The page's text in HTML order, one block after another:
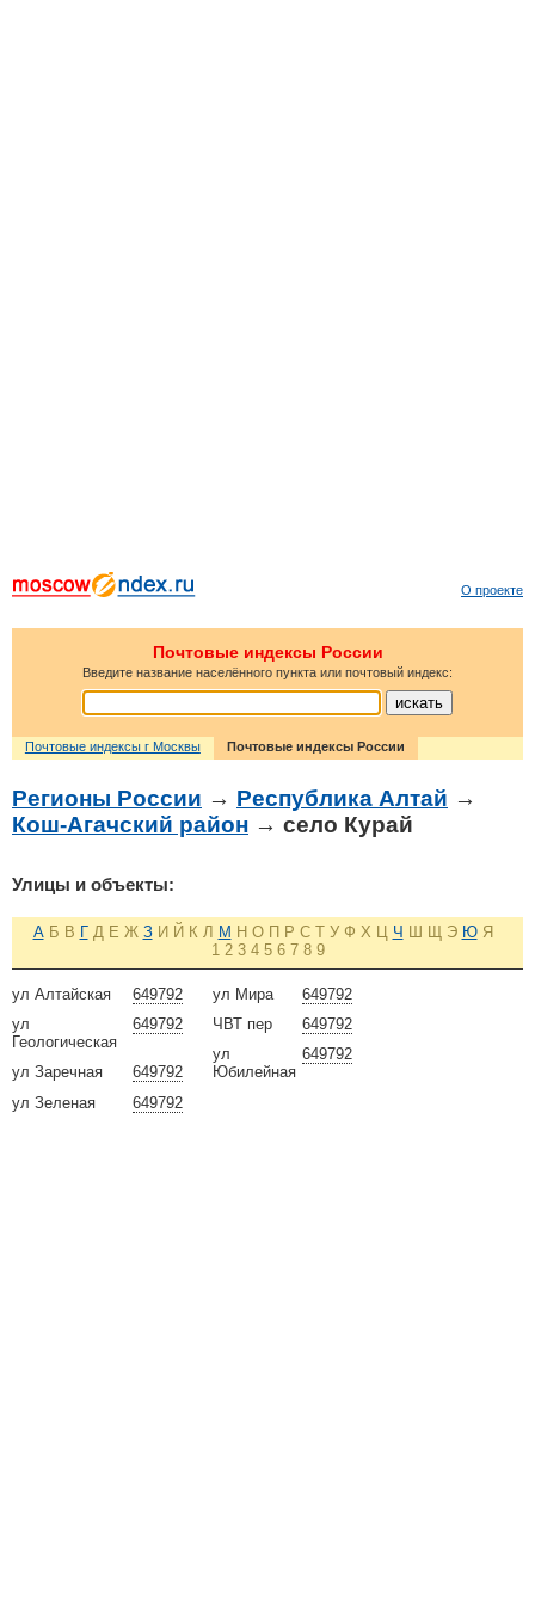
О проекте
Почтовые индексы России
Введите название населённого пункта или почтовый индекс:
Почтовые индексы г Москвы Почтовые индексы России
Регионы России → Республика Алтай →
Кош-Агачский район → село Курай
Улицы и объекты:
А Б В Г Д Е Ж З И Й К Л М Н О П Р С Т У Ф Х Ц Ч Ш Щ Э Ю Я
1 2 3 4 5 6 7 8 9
649792
ул Алтайская
649792
ул
Геологическая
649792
ул Заречная
649792
ул Зеленая
649792
ул Мира
649792
ЧВТ пер
649792
ул
Юбилейная